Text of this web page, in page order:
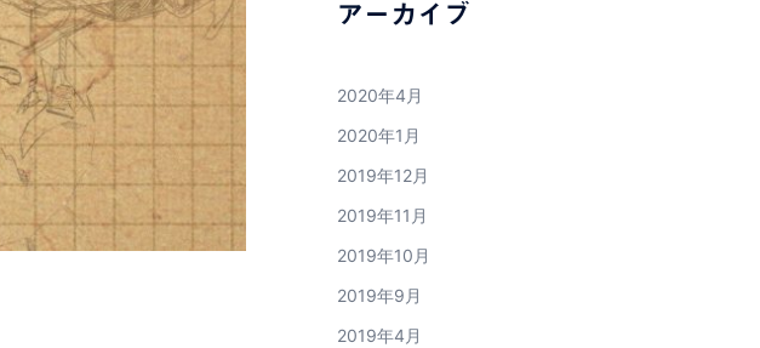
アーカイブ
2020年4月
2020年1月
2019年12月
2019年11月
2019年10月
2019年9月
2019年4月